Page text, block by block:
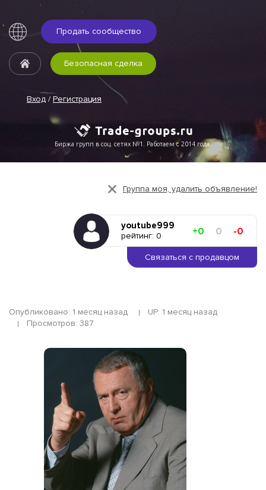
Продать сообщество
Вход / Регистрация
Безопасная сделка
Биржа групп в соц. сетях №1. Работаем с 2014 года.
Группа моя, удалить объявление!
youtube999
рейтинг: 0 +0 0 -0
Связаться с продавцом
Опубликовано: 1 месяц назад
UP: 1 месяц назад
Просмотров: 387